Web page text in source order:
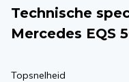
Technische
Mercedes EQS
Topsnelheid